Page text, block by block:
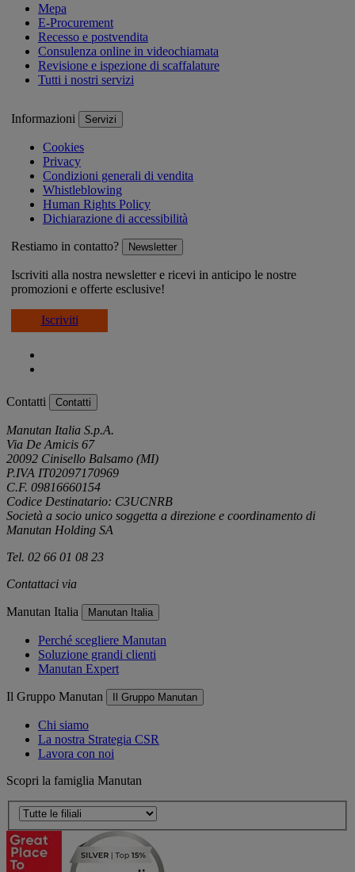
Mepa
E-Procurement
Recesso e postvendita
Consulenza online in videochiamata
Revisione e ispezione di scaffalature
Tutti i nostri servizi
Informazioni Servizi
Cookies
Privacy
Condizioni generali di vendita
Whistleblowing
Human Rights Policy
Dichiarazione di accessibilità
Restiamo in contatto? Newsletter
Iscriviti alla nostra newsletter e ricevi in anticipo le nostre
promozioni e offerte esclusive!
Iscriviti
Contatti Contatti
Manutan Italia S.p.A.
Via De Amicis 67
20092 Cinisello Balsamo (MI)
P.IVA IT02097170969
C.F. 09816660154
Codice Destinatario: C3UCNRB
Società a socio unico soggetta a direzione e coordinamento di
Manutan Holding SA
Tel. 02 66 01 08 23
Contattaci via
Manutan Italia Manutan Italia
Perché scegliere Manutan
Soluzione grandi clienti
Manutan Expert
Il Gruppo Manutan Il Gruppo Manutan
Chi siamo
La nostra Strategia CSR
Lavora con noi
Scopri la famiglia Manutan